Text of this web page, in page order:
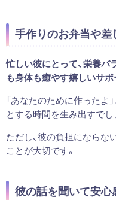
手作りのお弁当や
忙しい彼にとって、栄養
も身体も癒やす嬉しいサポ
「あなたのために作ったよ
とする時間を生み出すでし
ただし、彼の負担になら
ことが大切です。
彼の話を聞いて安心